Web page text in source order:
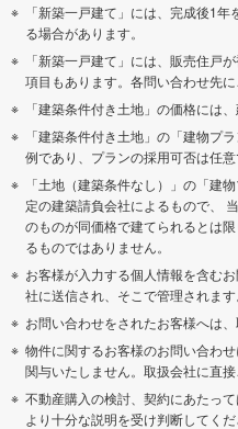
「新築一戸建て」には、完成後1
る場合があります。
「新築一戸建て」には、販売住戸
項目もあります。各問い合わせ先に
「建築条件付き土地」の価格には
「建築条件付き土地」の「建物プ
例であり、プランの採用可否は任意
「土地（建築条件なし）」の「建
定の建築請負会社によるもので、
のものが同価格で建てられるとは
るものではありません。
お客様が入力する個人情報を含む
社に送信され、そこで管理されます
お問い合わせをされたお客様へは
物件に関するお客様のお問い合わ
関与いたしません。取扱会社に直接
不動産購入の検討、契約にあたっ
より十分な説明を受け判断してくだ